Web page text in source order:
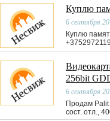
Куплю
6 сентября
Куплю
256bit
6 сентября
Продам Palit
сост. отл.,